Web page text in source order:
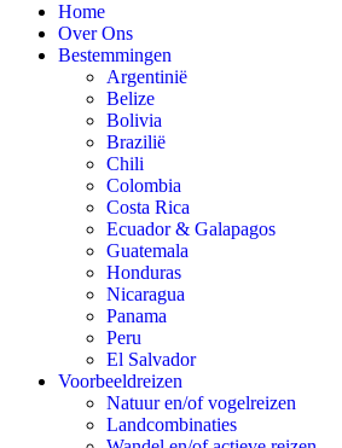
Home
Over Ons
Bestemmingen
Argentinië
Belize
Bolivia
Brazilië
Chili
Colombia
Costa Rica
Ecuador & Galapagos
Guatemala
Honduras
Nicaragua
Panama
Peru
El Salvador
Voorbeeldreizen
Natuur en/of vogelreizen
Landcombinaties